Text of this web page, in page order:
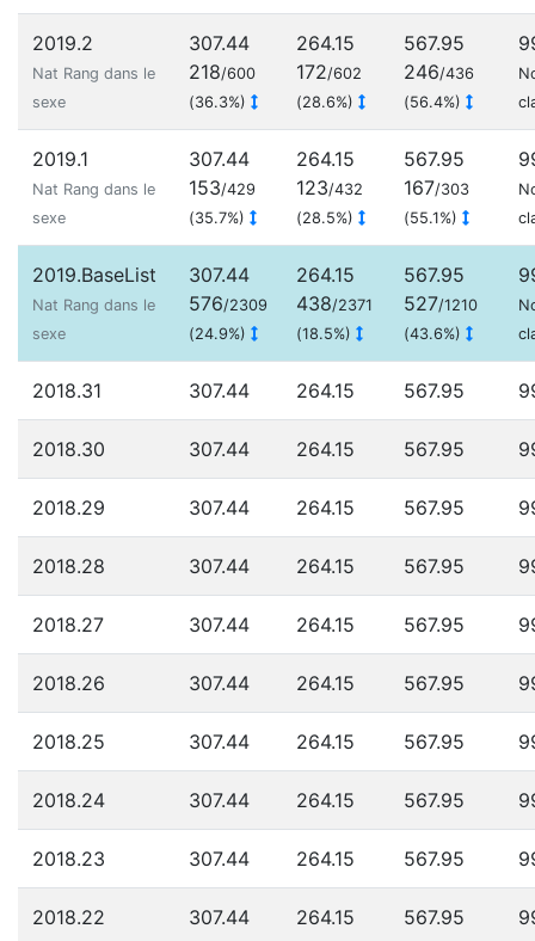
2019.2
Nat Rang dans le
sexe
307.44
218/600
(36.3%)
264.15
172/602
(28.6%)
567.95
246/436
(56.4%)
2019.1
Nat Rang dans le
sexe
307.44
153/429
(35.7%)
264.15
123/432
(28.5%)
567.95
167/303
(55.1%)
2019.BaseList
Nat Rang dans le
sexe
307.44
576/2309
(24.9%)
264.15
438/2371
(18.5%)
567.95
527/1210
(43.6%)
2018.31 307.44 264.15 567.95
2018.30 307.44 264.15 567.95
2018.29 307.44 264.15 567.95
2018.28 307.44 264.15 567.95
2018.27 307.44 264.15 567.95
2018.26 307.44 264.15 567.95
2018.25 307.44 264.15 567.95
2018.24 307.44 264.15 567.95
2018.23 307.44 264.15 567.95
2018.22 307.44 264.15 567.95